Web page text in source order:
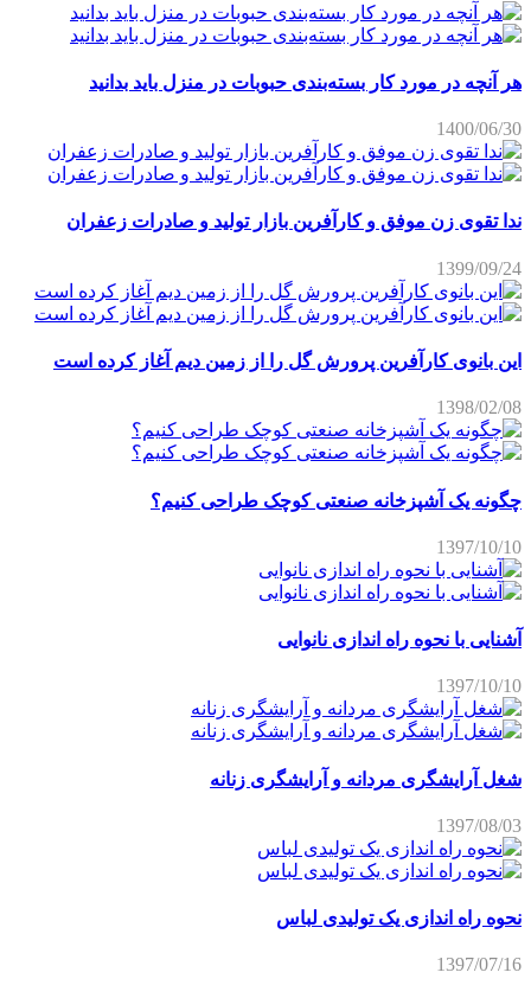
هر آنچه در مورد کار بسته‌بندی حبوبات در منزل باید بدانید
1400/06/30
ندا تقوی زن موفق و کارآفرین بازار تولید و صادرات زعفران
1399/09/24
این بانوی کارآفرین پرورش گل را از زمین دیم آغاز کرده است
1398/02/08
چگونه یک آشپزخانه صنعتی کوچک طراحی کنیم؟
1397/10/10
آشنایی با نحوه راه اندازی نانوایی
1397/10/10
شغل آرایشگری مردانه و آرایشگری زنانه
1397/08/03
نحوه راه اندازی یک تولیدی لباس
1397/07/16